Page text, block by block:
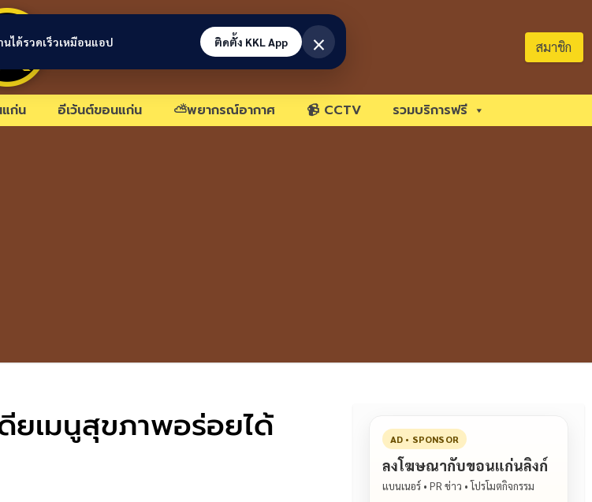
ขอนแก่นลิงก์ สมาชิก
ก่น อีเว้นต์ขอนแก่น ⛅พยากรณ์อากาศ 📹 CCTV รวมบริการฟรี
ยเมนูสุขภาพอร่อยได้ AD • SPONSOR
ลงโฆษณากับขอนแก่นลิงก์
แบนเนอร์ • PR ข่าว • โปรโมตกิจกรรม
นได้รวดเร็วเหมือนแอป ติดตั้ง KKL App ×